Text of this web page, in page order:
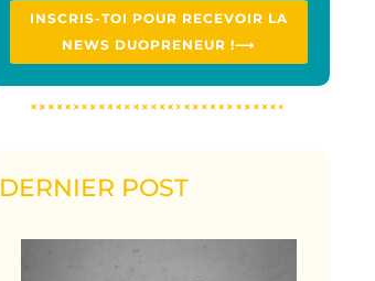
INSCRIS-TOI POUR RECEVOIR LA
NEWS DUOPRENEUR !⟶
DERNIER POST